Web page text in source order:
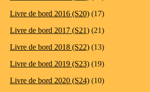
Livre de bord 2016 (S20) (17)
Livre de bord 2017 (S21) (21)
Livre de bord 2018 (S22) (13)
Livre de bord 2019 (S23) (19)
Livre de bord 2020 (S24) (10)